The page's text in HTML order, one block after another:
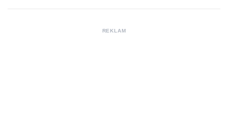
REKLAM